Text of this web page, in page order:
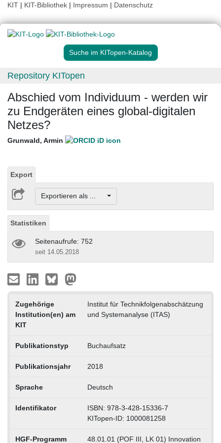
KIT | KIT-Bibliothek | Impressum | Datenschutz
Suche im KITopen-Katalog
Repository KITopen
Abschied vom Individuum - werden wir
zu Endgeräten eines global-digitalen
Netzes?
Grunwald, Armin
Export
Exportieren als ...
Statistiken
Seitenaufrufe: 752
seit 14.05.2018
Zugehörige
Institution(en) am
KIT
Institut für Technikfolgenabschätzung
und Systemanalyse (ITAS)
Publikationstyp Buchaufsatz
Publikationsjahr 2018
Sprache Deutsch
Identifikator
ISBN: 978-3-428-15336-7
KITopen-ID: 1000081258
HGF-Programm 48.01.01 (POF III, LK 01) Innovation